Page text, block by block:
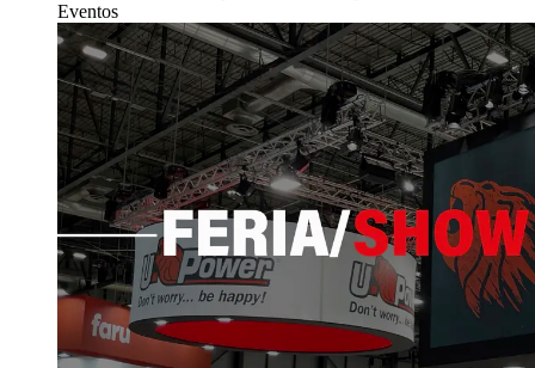
Eventos